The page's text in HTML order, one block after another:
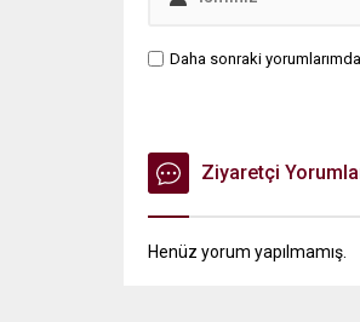
Daha sonraki
Ziyaretçi
Henüz yorum yapılmamış.